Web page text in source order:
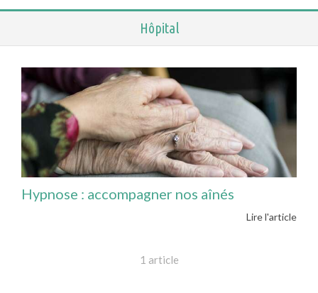
Hôpital
Hypnose : accompagner nos aînés
Lire l'article
1 article